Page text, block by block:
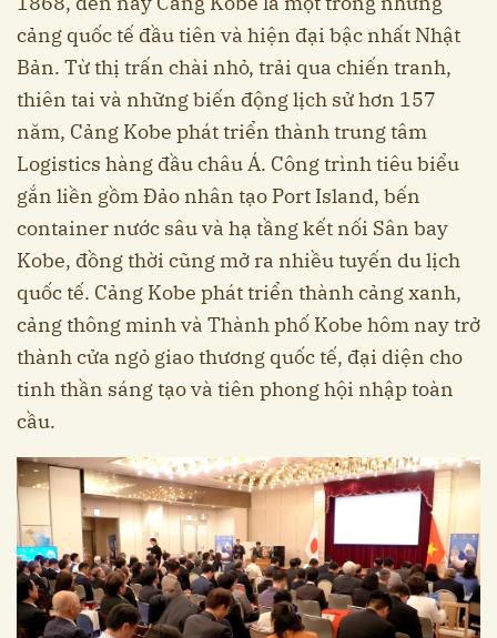
cảng quốc tế đầu tiên và hiện đại bậc nhất Nhật
Bản. Từ thị trấn chài nhỏ, trải qua chiến tranh,
thiên tai và những biến động lịch sử hơn 157
năm, Cảng Kobe phát triển thành trung tâm
Logistics hàng đầu châu Á. Công trình tiêu biểu
gắn liền gồm Đảo nhân tạo Port Island, bến
container nước sâu và hạ tầng kết nối Sân bay
Kobe, đồng thời cũng mở ra nhiều tuyến du lịch
quốc tế. Cảng Kobe phát triển thành cảng xanh,
cảng thông minh và Thành phố Kobe hôm nay trở
thành cửa ngỏ giao thương quốc tế, đại diện cho
tinh thần sáng tạo và tiên phong hội nhập toàn
cầu.